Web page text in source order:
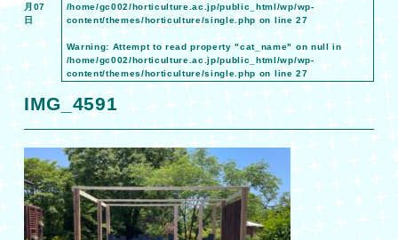
月07
日
/home/gc002/horticulture.ac.jp/public_html/wp/wp-
content/themes/horticulture/single.php on line27
Warning: Attempt to read property "cat_name" on null in
/home/gc002/horticulture.ac.jp/public_html/wp/wp-
content/themes/horticulture/single.php on line27
IMG_4591